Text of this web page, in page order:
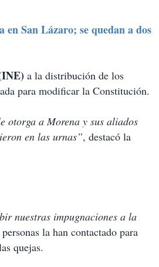
San Lázaro; se quedan a dos
a la distribución de los
para modificar la Constitución.
otorga a Morena y sus aliados
en las urnas”, destacó la
nuestras impugnaciones a la
la han contactado para
quejas.